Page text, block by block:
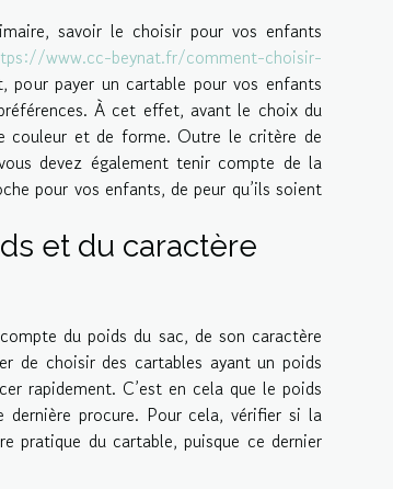
savoir le choisir pour vos enfants
www.cc-beynat.fr/comment-choisir-
pour payer un cartable pour vos enfants
À cet effet, avant le choix du
couleur et de forme. Outre le critère de
devez également tenir compte de la
pour vos enfants, de peur qu’ils soient
et du caractère
du poids du sac, de son caractère
de choisir des cartables ayant un poids
rapidement. C’est en cela que le poids
procure. Pour cela, vérifier si la
pratique du cartable, puisque ce dernier